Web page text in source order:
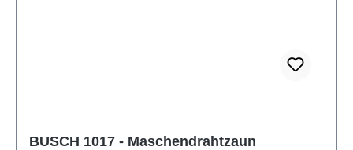
BUSCH 1017 - Maschendrahtzaun